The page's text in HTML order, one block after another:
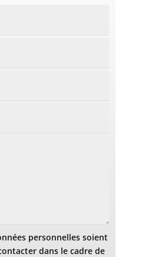
personnelles soient
dans le cadre de